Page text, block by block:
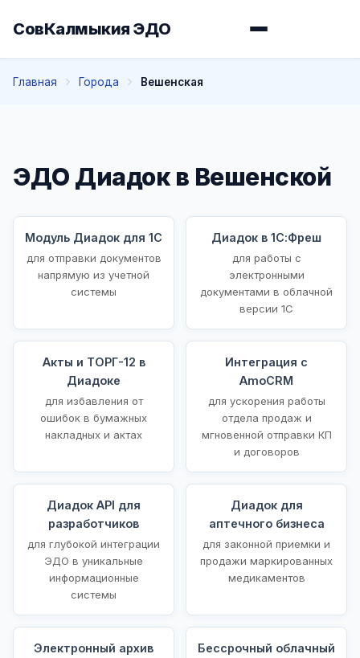
СовКалмыкия ЭДО
Главная Города Вешенская
ЭДО Диадок в Вешенской
Модуль Диадок для 1С
для отправки документов
напрямую из учетной
системы
Диадок в 1С:Фреш
для работы с
электронными
документами в облачной
версии 1С
Акты и ТОРГ-12 в
Диадоке
для избавления от
ошибок в бумажных
накладных и актах
Интеграция с
AmoCRM
для ускорения работы
отдела продаж и
мгновенной отправки КП
и договоров
Диадок API для
разработчиков
для глубокой интеграции
ЭДО в уникальные
информационные
системы
Диадок для
аптечного бизнеса
для законной приемки и
продажи маркированных
медикаментов
Электронный архив
Бессрочный облачный